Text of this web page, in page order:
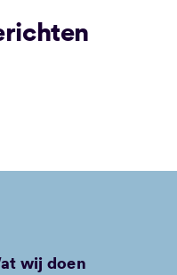
wij doen